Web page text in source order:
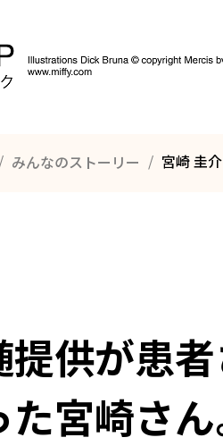
み
ド
までのながれ
みんなのストーリー 宮崎 圭
提供が患
た宮崎さ